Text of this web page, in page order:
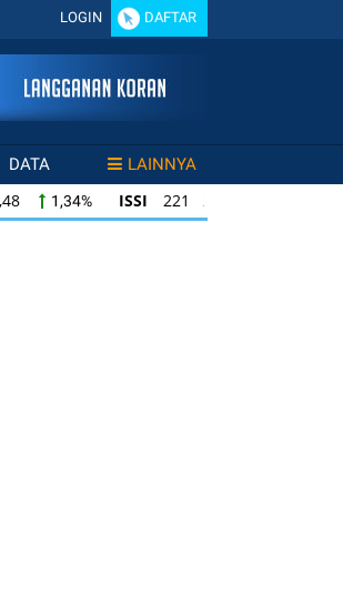
LOGIN DAFTAR
DATA LAINNYA
221 2,33 1,06% IDX30
4,59 1,30% IDXHIDIV20